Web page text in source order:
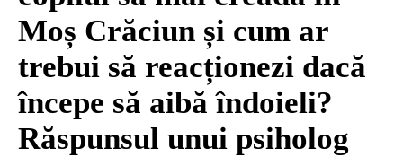
Moș Crăciun și cum ar
trebui să reacționezi dacă
începe să aibă îndoieli?
Răspunsul unui psiholog